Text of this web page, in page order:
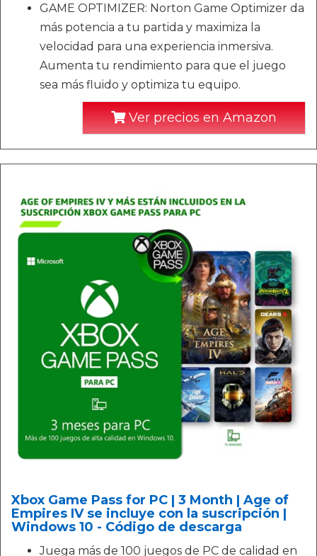
GAME OPTIMIZER: Norton Game Optimizer da
más potencia a tu partida y maximiza la
velocidad para una experiencia inmersiva.
Aumenta tu rendimiento para que el juego
sea más fluido y optimiza tu equipo.
Ver precios en Amazon
Xbox Game Pass for PC | 3 Month | Age of
Empires IV se incluye con la suscripción |
Windows 10 - Código de descarga
Juega más de 100 juegos de PC de calidad en